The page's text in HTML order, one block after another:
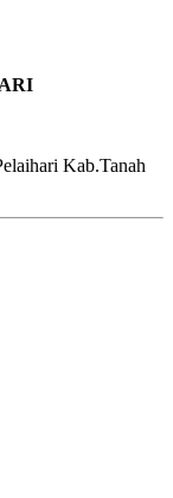
Kab.Tanah